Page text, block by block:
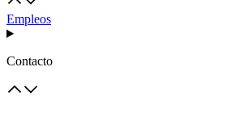
Empleos
Contacto